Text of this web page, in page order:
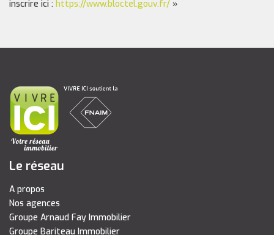
inscrire ici : https://www.bloctel.gouv.fr/ »
Le réseau
A propos
Nos agences
Groupe Arnaud Fay Immobilier
Groupe Bariteau Immobilier